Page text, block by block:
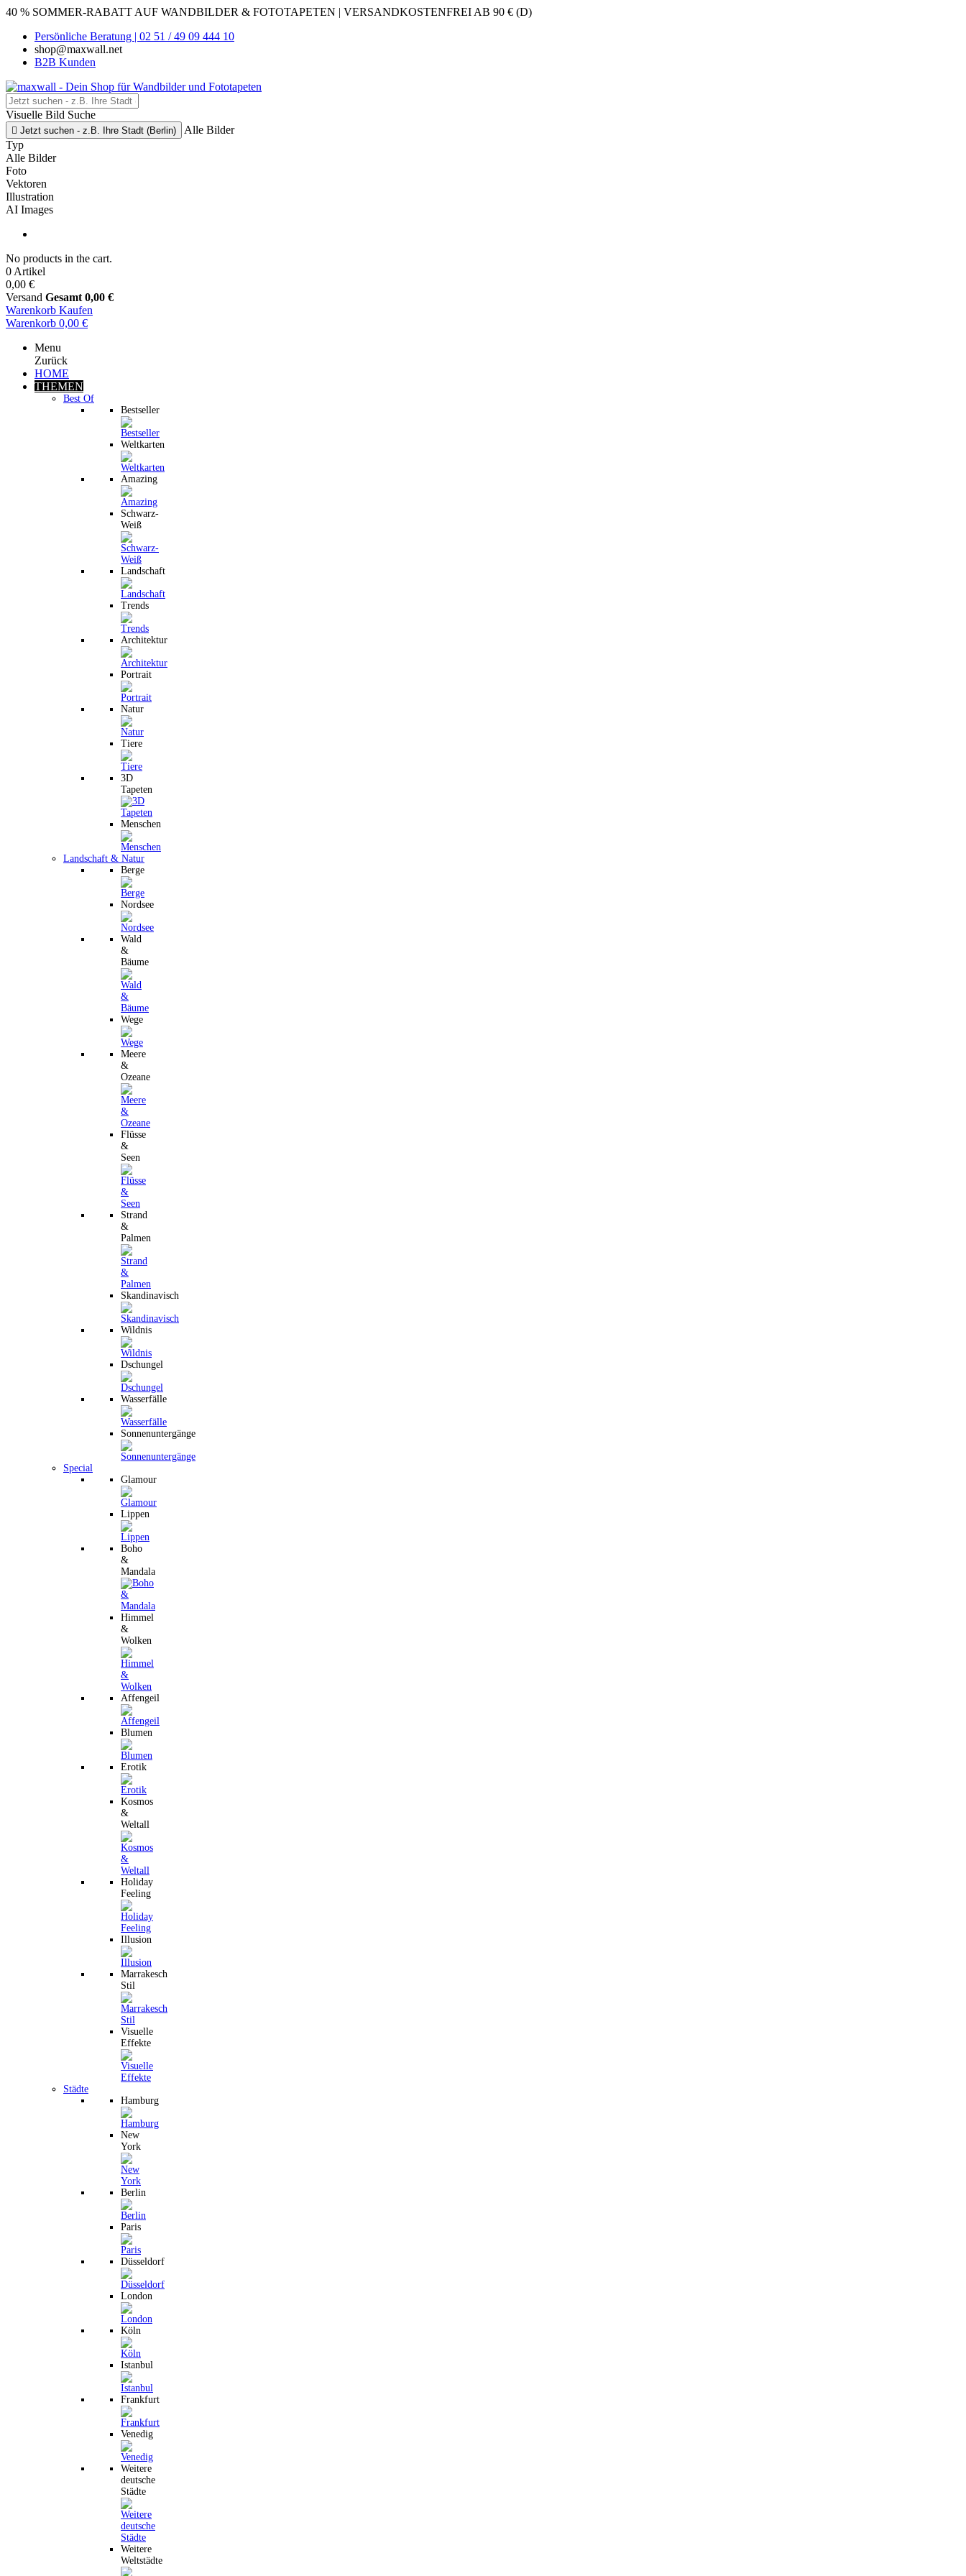
40 % SOMMER-RABATT AUF WANDBILDER & FOTOTAPETEN | VERSANDKOSTENFREI AB 90 € (D)
Persönliche Beratung | 02 51 / 49 09 444 10
shop@maxwall.net
B2B Kunden
Visuelle Bild Suche
 Jetzt suchen - z.B. Ihre Stadt (Berlin)
Alle Bilder
Typ
Alle Bilder
Foto
Vektoren
Illustration
AI Images
No products in the cart.
0 Artikel
0,00 €
Versand Gesamt 0,00 €
Warenkorb Kaufen
Warenkorb 0,00 €
Menu
Zurück
HOME
THEMEN
Best Of
Bestseller
Weltkarten
Amazing
Schwarz-
Weiß
Landschaft
Trends
Architektur
Portrait
Natur
Tiere
3D
Tapeten
Menschen
Landschaft & Natur
Berge
Nordsee
Wald
&
Bäume
Wege
Meere
&
Ozeane
Flüsse
&
Seen
Strand
&
Palmen
Skandinavisch
Wildnis
Dschungel
Wasserfälle
Sonnenuntergänge
Special
Glamour
Lippen
Boho
&
Mandala
Himmel
&
Wolken
Affengeil
Blumen
Erotik
Kosmos
&
Weltall
Holiday
Feeling
Illusion
Marrakesch
Stil
Visuelle
Effekte
Städte
Hamburg
New
York
Berlin
Paris
Düsseldorf
London
Köln
Istanbul
Frankfurt
Venedig
Weitere
deutsche
Städte
Weitere
Weltstädte